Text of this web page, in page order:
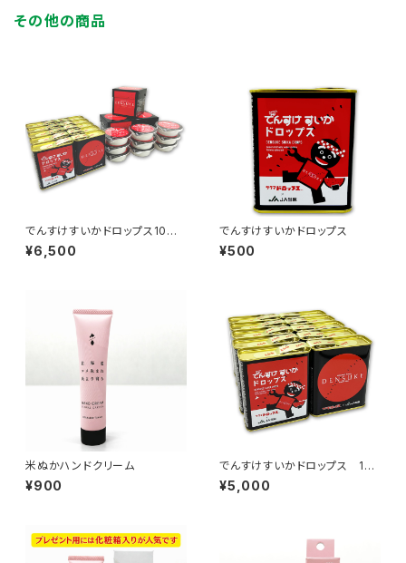
その他の商品
でんすけすいかドロップス10
缶 + でんすけすいかピュア
ゼリー3個入×3箱
¥6,500
でんすけすいかドロップス
¥500
米ぬかハンドクリーム
¥900
でんすけすいかドロップス 10
缶
¥5,000